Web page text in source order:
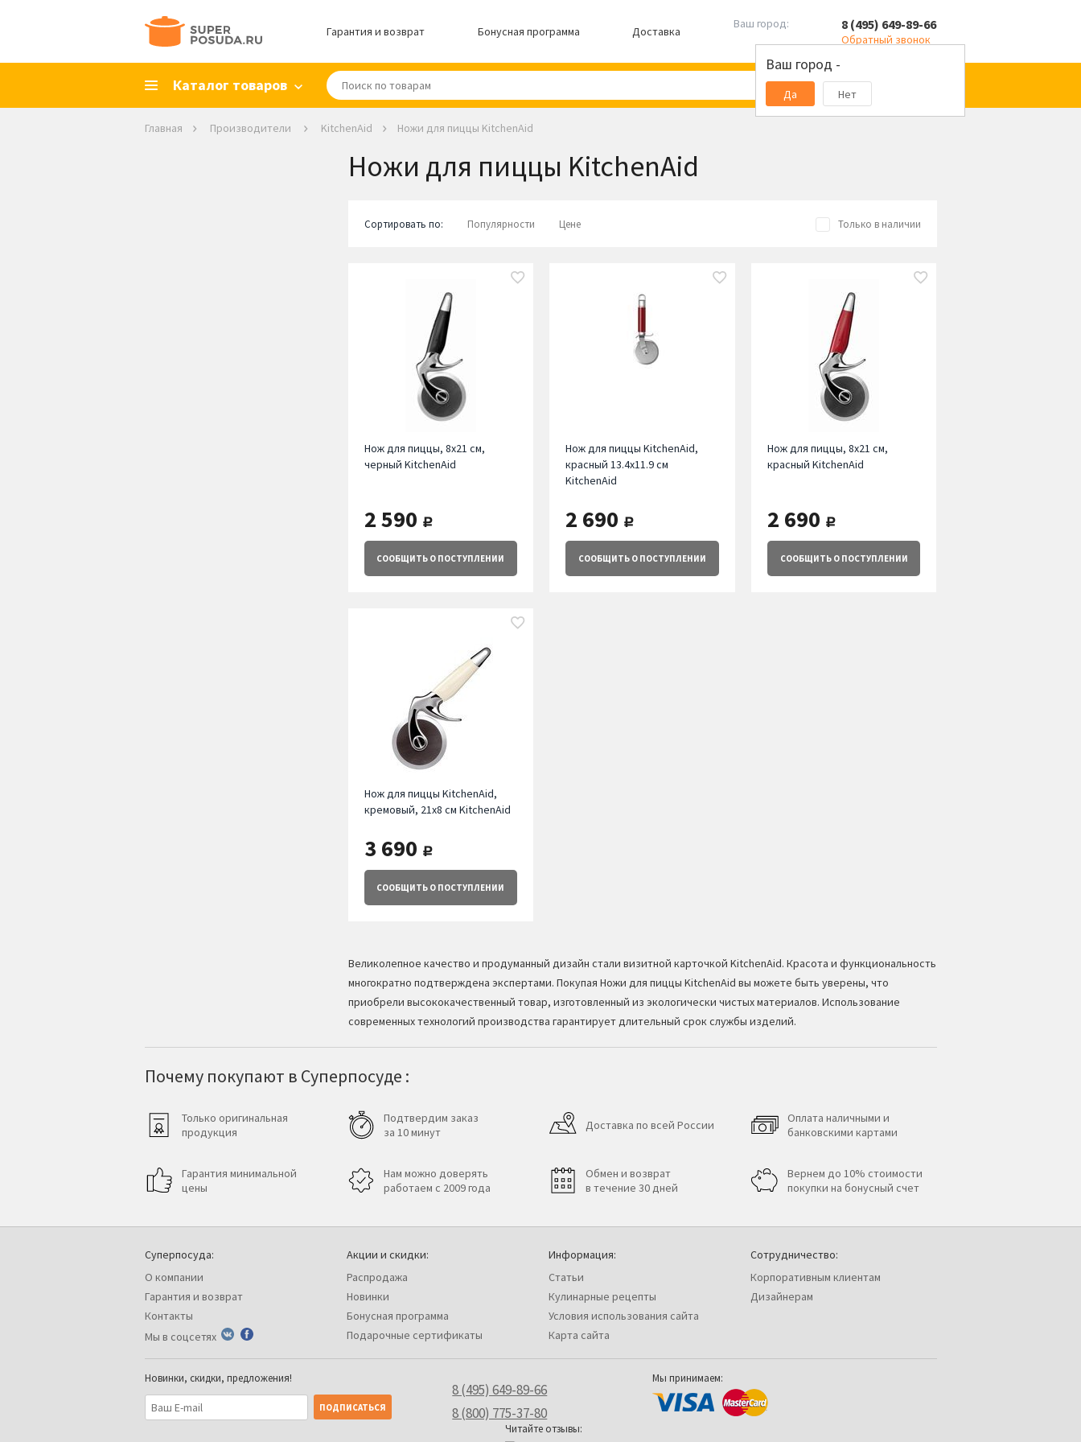
Гарантия и возврат Бонусная программа Доставка
Ваш город:
Ваш город -
Да Нет
8 (495) 649-89-66
Обратный звонок
Каталог товаров
Главная Производители KitchenAid Ножи для пиццы KitchenAid
Ножи для пиццы KitchenAid
Сортировать по: Популярности Цене Только в наличии
Нож для пиццы, 8х21 см,
черный KitchenAid
2 590 руб.
СООБЩИТЬ О ПОСТУПЛЕНИИ
Нож для пиццы KitchenAid,
красный 13.4х11.9 см
KitchenAid
2 690 руб.
СООБЩИТЬО ПОСТУПЛЕНИИ
Нож для пиццы, 8х21 см,
красный KitchenAid
2 690 руб.
СООБЩИТЬО ПОСТУПЛЕНИИ
Нож для пиццы KitchenAid,
кремовый, 21x8 см KitchenAid
3 690 руб.
СООБЩИТЬ О ПОСТУПЛЕНИИ
Великолепное качество и продуманный дизайн стали визитной карточкой KitchenAid. Красота и функциональность
многократно подтверждена экспертами. Покупая Ножи для пиццы KitchenAid вы можете быть уверены, что
приобрели высококачественный товар, изготовленный из экологически чистых материалов. Использование
современных технологий производства гарантирует длительный срок службы изделий.
Почему покупают в Суперпосуде :
Только оригинальная
продукция
Гарантия минимальной
цены
Подтвердим заказ
за 10 минут
Нам можно доверять
работаем с 2009 года
Доставка по всей России
Обмен и возврат
в течение 30 дней
Оплата наличными и
банковскими картами
Вернем до 10% стоимости
покупки на бонусный счет
Суперпосуда:
О компании
Гарантия и возврат
Контакты
Мы в соцсетях
Акции и скидки:
Распродажа
Новинки
Бонусная программа
Подарочные сертификаты
Информация:
Статьи
Кулинарные рецепты
Условия использования сайта
Карта сайта
Сотрудничество:
Корпоративным клиентам
Дизайнерам
Новинки, скидки, предложения!
8 (495) 649-89-66
8 (800) 775-37-80
Мы принимаем:
Читайте отзывы: